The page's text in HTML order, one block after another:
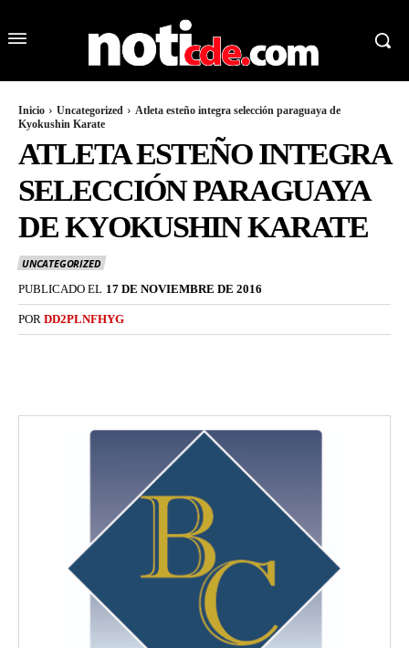
Inicio Uncategorized
Atleta esteño integra selección paraguaya de
Kyokushin Karate
ATLETA ESTEÑO INTEGRA
SELECCIÓN PARAGUAYA
DE KYOKUSHIN KARATE
UNCATEGORIZED
PUBLICADO EL 17 DE NOVIEMBRE DE 2016
POR DD2PLNFHYG